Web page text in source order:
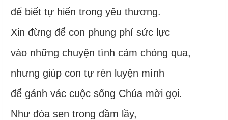
để biết tự hiến trong yêu thương.
Xin đừng để con phung phí sức lực
vào những chuyện tình cảm chóng qua,
nhưng giúp con tự rèn luyện mình
để gánh vác cuộc sống Chúa mời gọi.
Như đóa sen trong đầm lầy,